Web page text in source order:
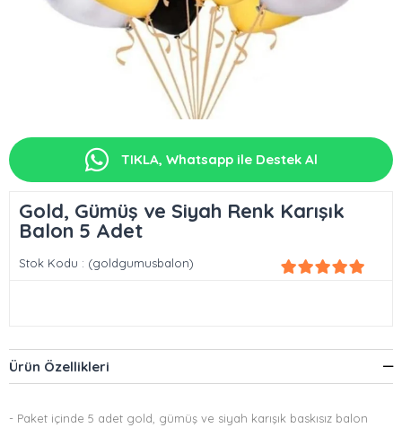
TIKLA, Whatsapp ile Destek Al
Gold, Gümüş ve Siyah Renk Karışık
Balon 5 Adet
Stok Kodu (goldgumusbalon)
Ürün Özellikleri
- Paket içinde 5 adet gold, gümüş ve siyah karışık baskısız balon